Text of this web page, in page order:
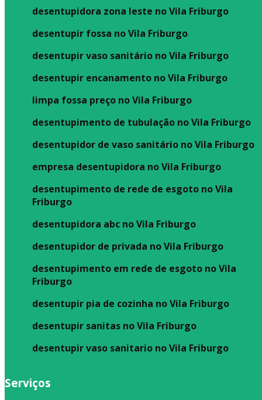
desentupidora zona leste no Vila Friburgo
desentupir fossa no Vila Friburgo
desentupir vaso sanitário no Vila Friburgo
desentupir encanamento no Vila Friburgo
limpa fossa preço no Vila Friburgo
desentupimento de tubulação no Vila Friburgo
desentupidor de vaso sanitário no Vila Friburgo
empresa desentupidora no Vila Friburgo
desentupimento de rede de esgoto no Vila
Friburgo
desentupidora abc no Vila Friburgo
desentupidor de privada no Vila Friburgo
desentupimento em rede de esgoto no Vila
Friburgo
desentupir pia de cozinha no Vila Friburgo
desentupir sanitas no Vila Friburgo
desentupir vaso sanitario no Vila Friburgo
Serviços